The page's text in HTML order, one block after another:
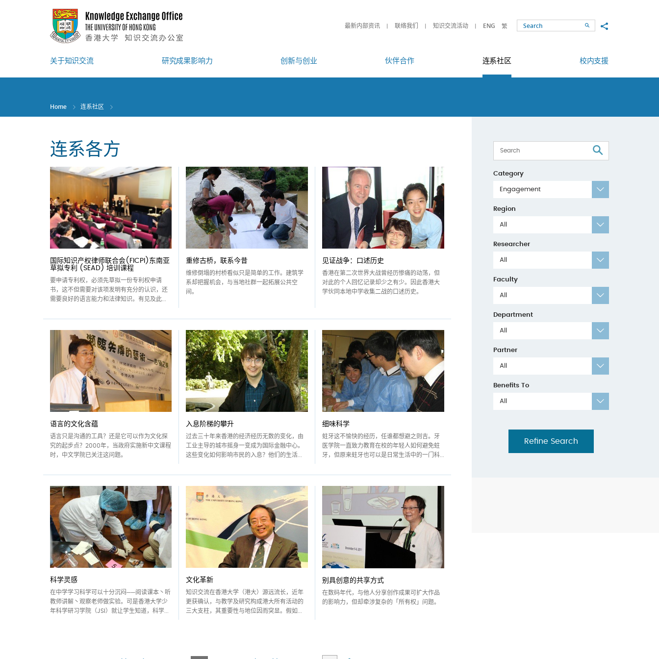
最新内部资讯 联络我们 知识交流活动 ENG 繁 SearchShare to
关于知识交流 研究成果影响力 创新与创业 伙伴合作 连系社区 校内支援
Home 连系社区
连系各方
国际知识产权律师联合会(FICPI)东南亚
草拟专利 (SEAD) 培训课程
要申请专利权，必须先草拟一份专利权申请
书，这不但需要对该项发明有充分的认识，还
需要良好的语言能力和法律知识。有见及此...
重修古桥，联系今昔
维修倒塌的村桥看似只是简单的工作。建筑学
系却把握机会，与当地社群一起拓展公共空
间。
见证战争：口述历史
香港在第二次世界大战曾经历惨痛的动荡，但
对此的个人回忆记录却少之有少。因此香港大
学伙同本地中学收集二战的口述历史。
语言的文化含蕴
语言只是沟通的工具？还是它可以作为文化探
究的起步点？2000年，当政府实施新中文课程
时，中文学院已关注这问题。
入息阶梯的攀升
过去三十年来香港的经济经历无数的变化，由
工业主导的城市摇身一变成为国际金融中心。
这些变化如何影响市民的入息？他们的生活...
细味科学
蛀牙这不愉快的经历，任谁都想避之则吉。牙
医学院一直致力教育在校的年轻人如何避免蛀
牙，但原来蛀牙也可以是日常生活中的一门科...
科学灵感
在中学学习科学可以十分沉闷──阅读课本丶听
教师讲解丶观察老师做实验。可是香港大学少
年科学研习学院（JSI）就让学生知道，科学...
文化革新
知识交流在香港大学（港大）源远流长，近年
更获确认，与教学及研究构成港大所有活动的
三大支柱，其重要性与地位因而突显。假如...
别具创意的共享方式
在数码年代，与他人分享创作成果可扩大作品
的影响力，但却牵涉复杂的「所有权」问题。
Category
Engagement
Region
All
Researcher
All
Faculty
All
Department
All
Partner
All
Benefits To
All
Refine Search